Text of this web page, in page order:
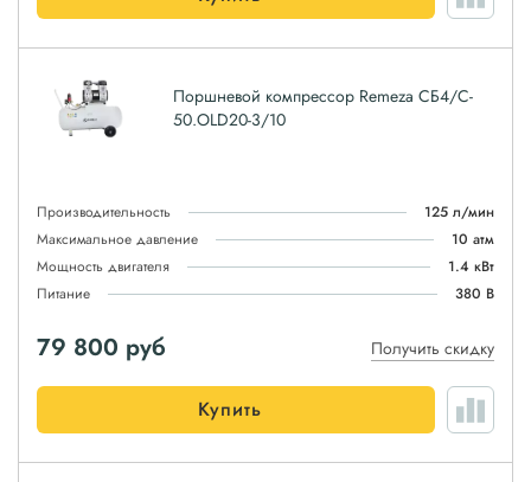
Поршневой компрессор Remeza СБ4/C-
50.OLD20-3/10
Производительность
125 л/мин
Максимальное давление
10 атм
Мощность двигателя
1.4 кВт
Питание
380 В
79 800 руб Получить скидку
Купить